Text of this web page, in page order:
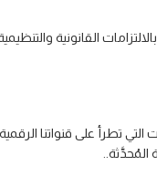
القانونية
تطرأ على قنواتنا